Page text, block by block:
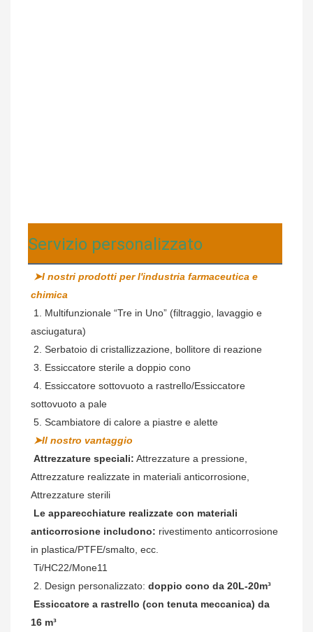
Servizio personalizzato
➤I nostri prodotti per l'industria farmaceutica e
chimica
asciugatura)
2. Serbatoio di cristallizzazione, bollitore di reazione
3. Essiccatore sterile a doppio cono
sottovuoto a pale
5. Scambiatore di calore a piastre e alette
➤Il nostro vantaggio
Attrezzature speciali: Attrezzature a pressione,
Attrezzature realizzate in materiali anticorrosione,
Attrezzature sterili
Le apparecchiature realizzate con materiali
anticorrosione includono: rivestimento anticorrosione
in plastica/PTFE/smalto, ecc.
Ti/HC22/Mone11
2. Design personalizzato: doppio cono da 20L-20m³
16 m³